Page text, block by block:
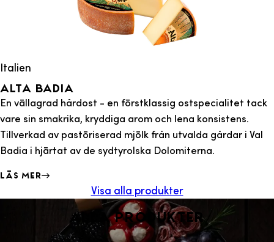
Italien
Alta badia
En vällagrad hårdost - en förstklassig ostspecialitet tack
vare sin smakrika, kryddiga arom och lena konsistens.
Tillverkad av pastöriserad mjölk från utvalda gårdar i Val
Badia i hjärtat av de sydtyrolska Dolomiterna.
Läs mer
Visa alla produkter
Alla produkter